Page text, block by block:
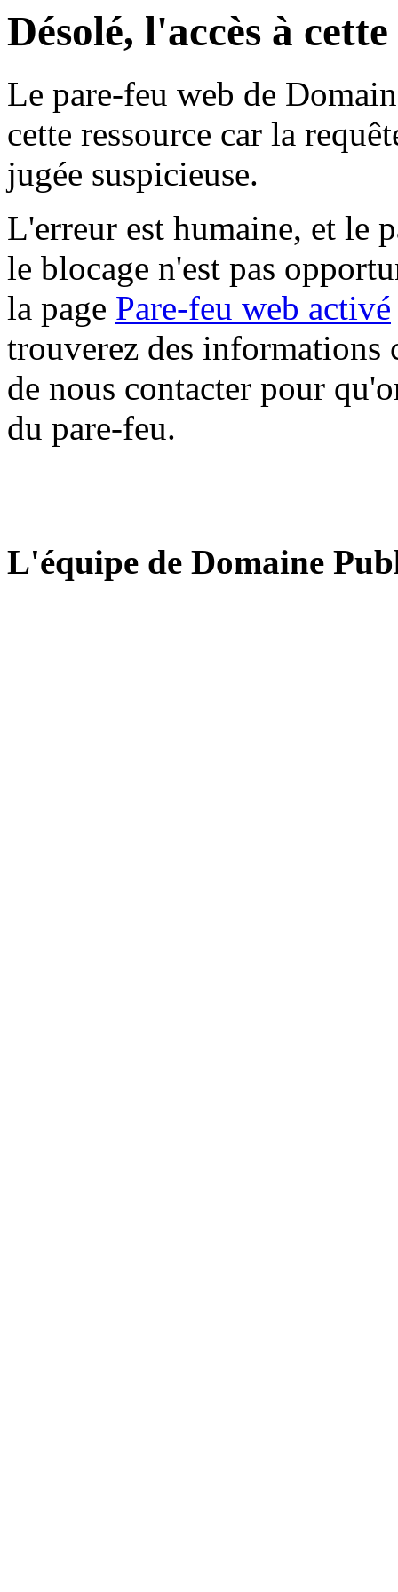
Désolé, l'accès à
Le pare-feu web de
cette ressource car la
jugée suspicieuse.
L'erreur est humaine, et le
le blocage n'est pas
la page Pare-feu web activé
trouverez des informations
de nous contacter pour
du pare-feu.
L'équipe de Domaine